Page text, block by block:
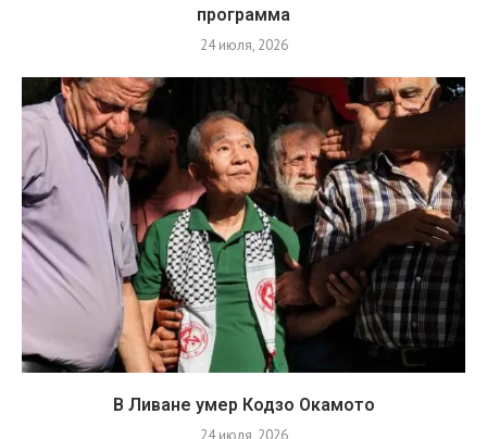
программа
24 июля, 2026
В Ливане умер Кодзо Окамото
24 июля, 2026